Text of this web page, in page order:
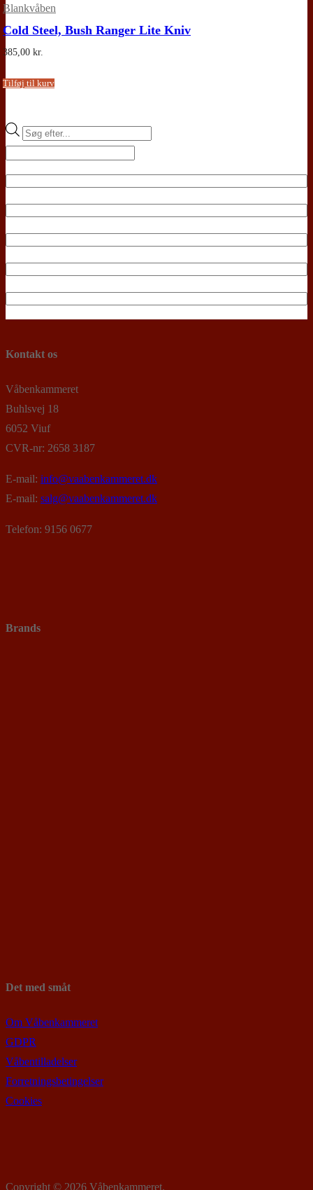
Blankvåben
Cold Steel, Bush Ranger Lite Kniv
385,00 kr.
Tilføj til kurv
Products
Kontakt os
Våbenkammeret
Buhlsvej 18
6052 Viuf
CVR-nr: 2658 3187
E-mail: info@vaabenkammeret.dk
E-mail: salg@vaabenkammeret.dk
Telefon: 9156 0677
Brands
Det med småt
Om Våbenkammeret
GDPR
Våbentilladelser
Forretningsbetingelser
Cookies
Copyright © 2026 Våbenkammeret.